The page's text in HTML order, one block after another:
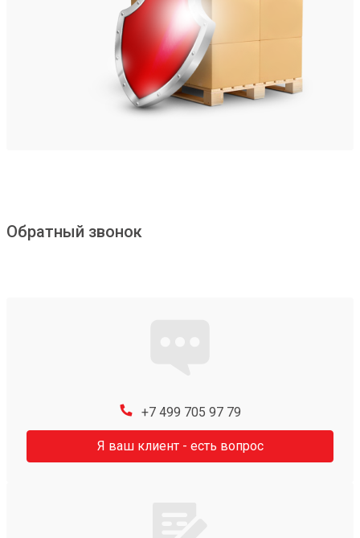
Обратный звонок
+7 499 705 97 79
Я ваш клиент - есть вопрос